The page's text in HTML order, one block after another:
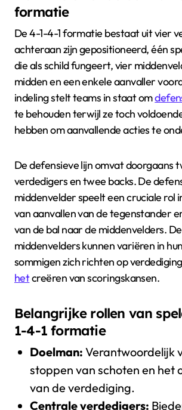
formatie
De 4-1-4-1 formatie bestaat uit vier
achteraan zijn gepositioneerd, één
die als schild fungeert, vier
midden en een enkele aanvaller
indeling stelt teams in staat om
te behouden terwijl ze toch
hebben om aanvallende acties te
De defensieve lijn omvat doorgaans
verdedigers en twee backs. De
middenvelder speelt een cruciale rol
van aanvallen van de tegenstander
van de bal naar de middenvelders.
middenvelders kunnen variëren in
sommigen zich richten op
hetcreëren van scoringskansen.
Belangrijke rollen van
1-4-1 formatie
Doelman: Verantwoordelijk
stoppen van schoten en het
van de verdediging.
Centrale verdedigers: